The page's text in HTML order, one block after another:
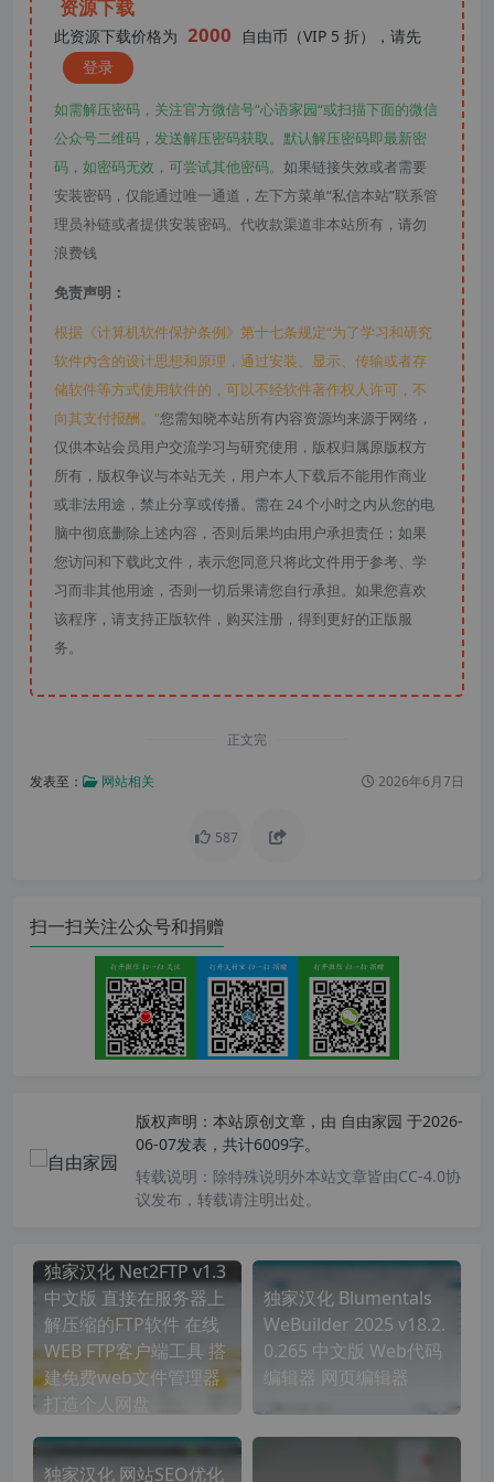
资源下载
此资源下载价格为 2000
自由币（VIP 5 折），请先
登录
如需解压密码，关注官方微信号“心语家园“或扫描下面的微信
公众号二维码，发送解压密码获取。默认解压密码即最新密
码，如密码无效，可尝试其他密码。 如果链接失效或者需要
安装密码，仅能通过唯一通道，左下方菜单“私信本站”联系管
理员补链或者提供安装密码。代收款渠道非本站所有，请勿
浪费钱
免责声明：
根据《计算机软件保护条例》第十七条规定“为了学习和研究
软件内含的设计思想和原理，通过安装、显示、传输或者存
储软件等方式使用软件的，可以不经软件著作权人许可，不
向其支付报酬。”您需知晓本站所有内容资源均来源于网络，
仅供本站会员用户交流学习与研究使用，版权归属原版权方
所有，版权争议与本站无关，用户本人下载后不能用作商业
或非法用途，禁止分享或传播。需在 24 个小时之内从您的电
脑中彻底删除上述内容，否则后果均由用户承担责任；如果
您访问和下载此文件，表示您同意只将此文件用于参考、学
习而非其他用途，否则一切后果请您自行承担。如果您喜欢
该程序，请支持正版软件，购买注册，得到更好的正版服
务。
正文完
发表至： 网站相关 2026年6月7日
587
扫一扫关注公众号和捐赠
版权声明： 本站原创文章，由 自由家园 于2026-
06-07发表，共计6009字。
转载说明： 除特殊说明外本站文章皆由CC-4.0协
议发布，转载请注明出处。
独家汉化 Net2FTP v1.3
中文版 直接在服务器上
解压缩的FTP软件 在线
WEB FTP客户端工具 搭
建免费web文件管理器
打造个人网盘
独家汉化 Blumentals
WeBuilder 2025 v18.2.
0.265 中文版 Web代码
编辑器 网页编辑器
独家汉化 网站SEO优化